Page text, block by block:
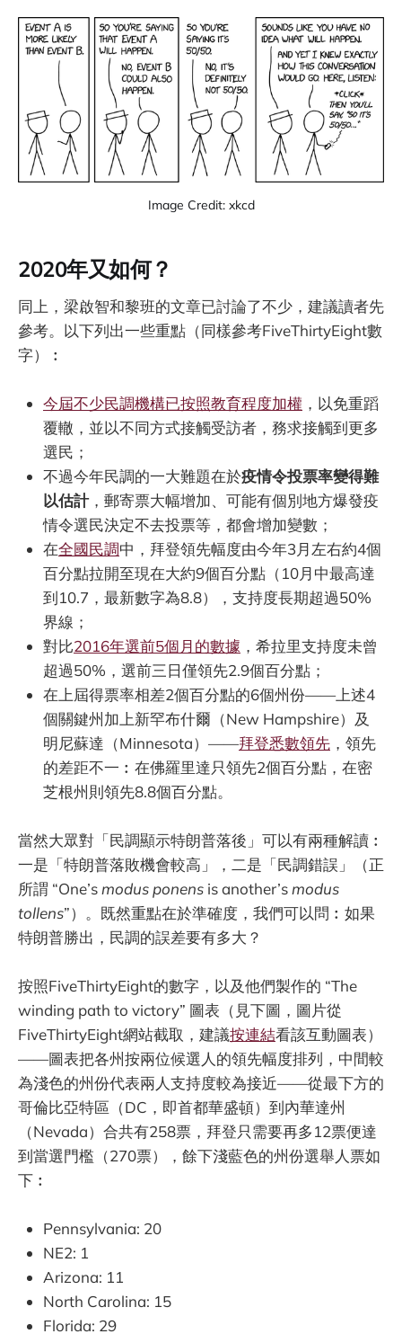
Image Credit: xkcd
2020年又如何？
同上，梁啟智和黎班的文章已討論了不少，建議讀者先
參考。以下列出一些重點（同樣參考FiveThirtyEight數
字）︰
今屆不少民調機構已按照教育程度加權 ，以免重蹈
覆轍，並以不同方式接觸受訪者，務求接觸到更多
選民；
不過今年民調的一大難題在於疫情令投票率變得難
以估計，郵寄票大幅增加、可能有個別地方爆發疫
情令選民決定不去投票等，都會增加變數；
在全國民調中，拜登領先幅度由今年3月左右約4個
百分點拉開至現在大約9個百分點（10月中最高達
到10.7，最新數字為8.8），支持度長期超過50%
界線；
對比2016年選前5個月的數據 ，希拉里支持度未曾
超過50%，選前三日僅領先2.9個百分點；
在上屆得票率相差2個百分點的6個州份——上述4
個關鍵州加上新罕布什爾（New Hampshire）及
明尼蘇達（Minnesota）——拜登悉數領先 ，領先
的差距不一︰在佛羅里達只領先2個百分點，在密
芝根州則領先8.8個百分點。
當然大眾對「民調顯示特朗普落後」可以有兩種解讀︰
一是「特朗普落敗機會較高」，二是「民調錯誤」（正
所謂 “One’s modus ponens is another’s modus
tollens”）。既然重點在於準確度，我們可以問︰如果
特朗普勝出，民調的誤差要有多大？
按照FiveThirtyEight的數字，以及他們製作的 “The
winding path to victory” 圖表（見下圖，圖片從
FiveThirtyEight網站截取，建議按連結看該互動圖表）
——圖表把各州按兩位候選人的領先幅度排列，中間較
為淺色的州份代表兩人支持度較為接近——從最下方的
哥倫比亞特區（DC，即首都華盛頓）到內華達州
（Nevada）合共有258票，拜登只需要再多12票便達
到當選門檻（270票），餘下淺藍色的州份選舉人票如
下︰
Pennsylvania: 20
NE2: 1
Arizona: 11
North Carolina: 15
Florida: 29